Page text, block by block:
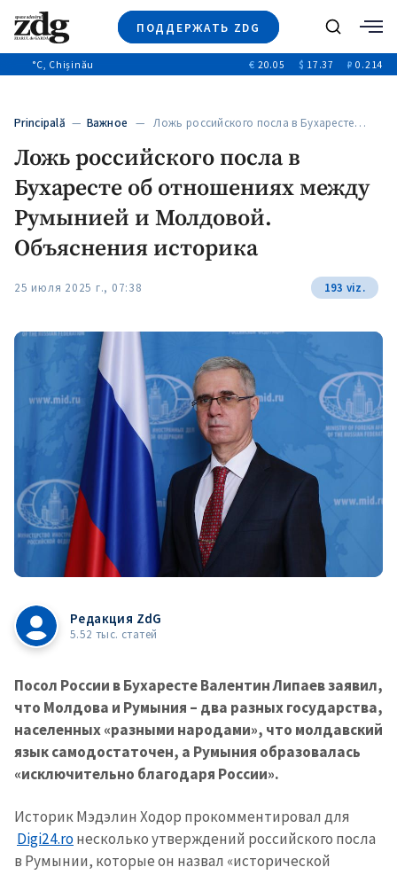
ПОДДЕРЖАТЬ ZDG
Новости
Расследования
Общество
+312
Поиск
°C, Chișinău € 20.05 $ 17.37 ₽ 0.214
Principală — Важное — Ложь российского посла в Бухаресте…
Ложь российского посла в
Бухаресте об отношениях между
Румынией и Молдовой.
Объяснения историка
25 июля 2025 г., 07:38 193 viz.
Редакция ZdG
5.52 тыс. статей
Посол России в Бухаресте Валентин Липаев заявил,
что Молдова и Румыния – два разных государства,
населенных «разными народами», что молдавский
язык самодостаточен, а Румыния образовалась
«исключительно благодаря России».
Историк Мэдэлин Ходор прокомментировал для
Digi24.roнесколько утверждений российского посла
в Румынии, которые он назвал «исторической